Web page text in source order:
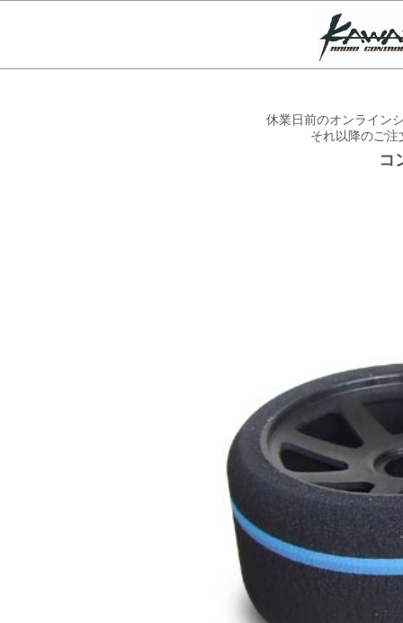
休業日前のオンライン
それ以降のご
コ